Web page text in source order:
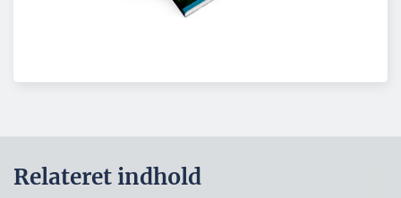
Relateret indhold